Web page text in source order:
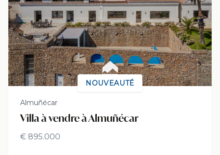
NOUVEAUTÉ
Almuñécar
Villa à vendre à Almuñécar
€ 895.000